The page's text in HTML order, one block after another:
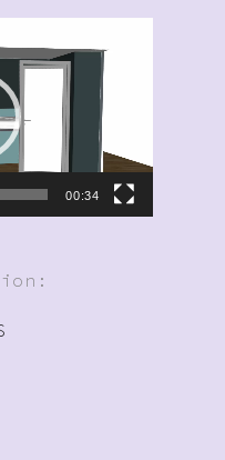
00:34